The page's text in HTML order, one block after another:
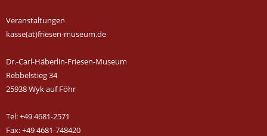
Veranstaltungen
kasse(at)friesen-museum.de
Dr.-Carl-Häberlin-Friesen-Museum
Rebbelstieg 34
25938 Wyk auf Föhr
Tel: +49 4681-2571
Fax: +49 4681-748420